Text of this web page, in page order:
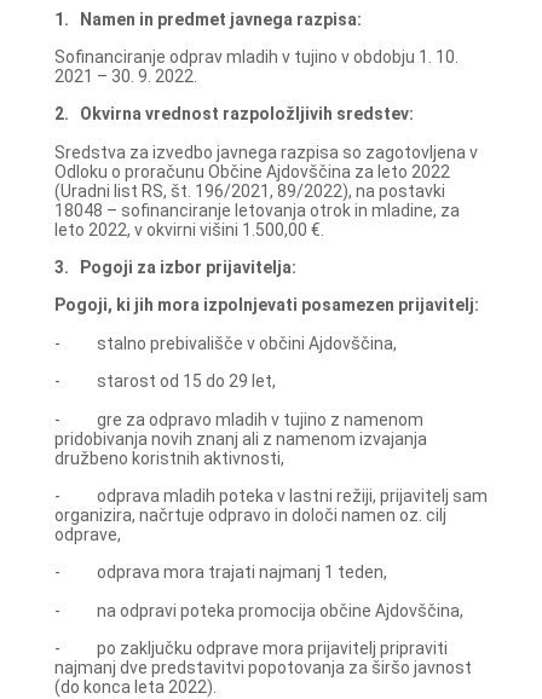
1. Namen in predmet javnega razpisa:
Sofinanciranje odprav mladih v tujino v obdobju 1. 10.
2021 – 30. 9. 2022.
2. Okvirna vrednost razpoložljivih sredstev:
Sredstva za izvedbo javnega razpisa so zagotovljena v
Odloku o proračunu Občine Ajdovščina za leto 2022
(Uradni list RS, št. 196/2021, 89/2022), na postavki
18048 – sofinanciranje letovanja otrok in mladine, za
leto 2022, v okvirni višini 1.500,00 €.
3.
Pogoji za izbor prijavitelja:
Pogoji, ki jih mora izpolnjevati posamezen prijavitelj:
- stalno prebivališče v občini Ajdovščina,
- starost od 15 do 29 let,
- gre za odpravo mladih v tujino z namenom
pridobivanja novih znanj ali z namenom izvajanja
družbeno koristnih aktivnosti,
- odprava mladih poteka v lastni režiji, prijavitelj sam
organizira, načrtuje odpravo in določi namen oz. cilj
odprave,
- odprava mora trajati najmanj 1 teden,
- na odpravi poteka promocija občine Ajdovščina,
- po zaključku odprave mora prijavitelj pripraviti
najmanj dve predstavitvi popotovanja za širšo javnost
(do konca leta 2022).